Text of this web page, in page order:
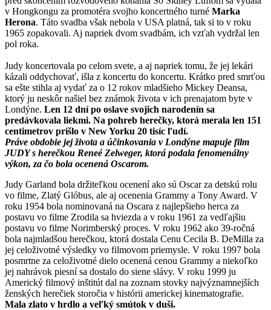
v Hongkongu za promotéra svojho koncertného turné Marka
Herona. Táto svadba však nebola v USA platná, tak si to v roku
1965 zopakovali. Aj napriek dvom svadbám, ich vzťah vydržal len
pol roka.
Judy koncertovala po celom svete, a aj napriek tomu, že jej lekári
kázali oddychovať, išla z koncertu do koncertu. Krátko pred smrťou
sa ešte stihla aj vydať za o 12 rokov mladšieho Mickey Deansa,
ktorý ju neskôr našiel bez známok života v ich prenajatom byte v
Londýne. Len 12 dní po oslave svojich narodenín sa
predávkovala liekmi. Na pohreb herečky, ktorá merala len 151
centimetrov prišlo v New Yorku 20 tisíc ľudí.
Práve obdobie jej života a účinkovania v Londýne mapuje film
JUDY s herečkou Reneé Zelweger, ktorá podala fenomenálny
výkon, za čo bola ocenená Oscarom.
Judy Garland bola držiteľkou ocenení ako sú Oscar za detskú rolu
vo filme, Zlatý Glóbus, ale aj ocenenia Grammy a Tony Award. V
roku 1954 bola nominovaná na Oscara z najlepšieho herca za
postavu vo filme Zrodila sa hviezda a v roku 1961 za vedľajšiu
postavu vo filme Norimberský proces. V roku 1962 ako 39-ročná
bola najmladšou herečkou, ktorá dostala Cenu Cecila B. DeMilla za
jej celoživotné výsledky vo filmovom priemysle. V roku 1997 bola
posmrtne za celoživotné dielo ocenená cenou Grammy a niekoľko
jej nahrávok piesní sa dostalo do siene slávy. V roku 1999 ju
Americký filmový inštitút dal na zoznam stovky najvýznamnejších
ženských herečiek storočia v histórii americkej kinematografie.
Mala zlato v hrdlo a veľký smútok v duši.